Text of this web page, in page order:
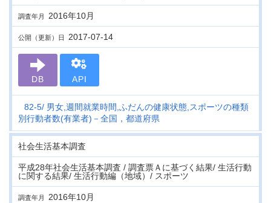
調査年月 2016年10月
公開（更新）日 2017-07-14
DB API
82-5 男女,週間就業時間,ふだんの健康状態,スポーツの種類
別行動者数(有業者)－全国，都道府県
社会生活基本調査
平成28年社会生活基本調査 / 調査票Ａに基づく結果/ 生活行動
に関する結果/ 生活行動編（地域）/ スポーツ
調査年月 2016年10月